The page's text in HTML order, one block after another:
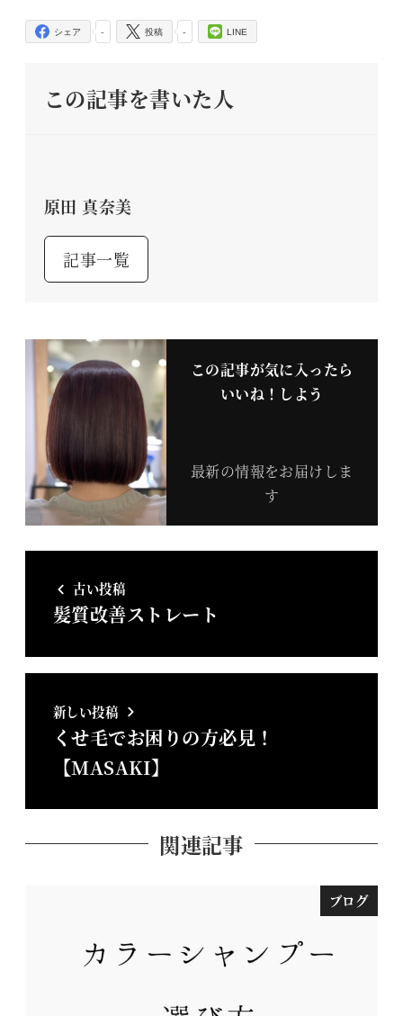
-
シェア -
投稿 LINE
この記事を書いた人
原田 真奈美
記事一覧
この記事が気に入ったら
いいね！しよう
最新の情報をお届けしま
す
古い投稿
髪質改善ストレート
新しい投稿
くせ毛でお困りの方必見！
【MASAKI】
関連記事
ブログ